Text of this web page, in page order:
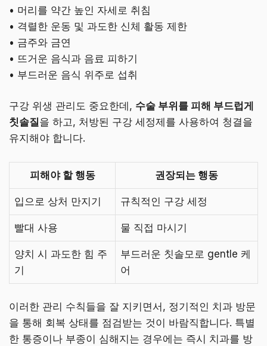
• 머리를 약간 높인 자세로 취침
• 격렬한 운동 및 과도한 신체 활동 제한
• 금주와 금연
• 뜨거운 음식과 음료 피하기
• 부드러운 음식 위주로 섭취
구강 위생 관리도 중요한데, 수술 부위를 피해 부드럽게
칫솔질을 하고, 처방된 구강 세정제를 사용하여 청결을
유지해야 합니다.
피해야 할 행동 권장되는 행동
입으로 상처 만지기 규칙적인 구강 세정
빨대 사용 물 직접 마시기
양치 시 과도한 힘 주
기
부드러운 칫솔모로 gentle 케
어
이러한 관리 수칙들을 잘 지키면서, 정기적인 치과 방문
을 통해 회복 상태를 점검받는 것이 바람직합니다. 특별
한 통증이나 부종이 심해지는 경우에는 즉시 치과를 방